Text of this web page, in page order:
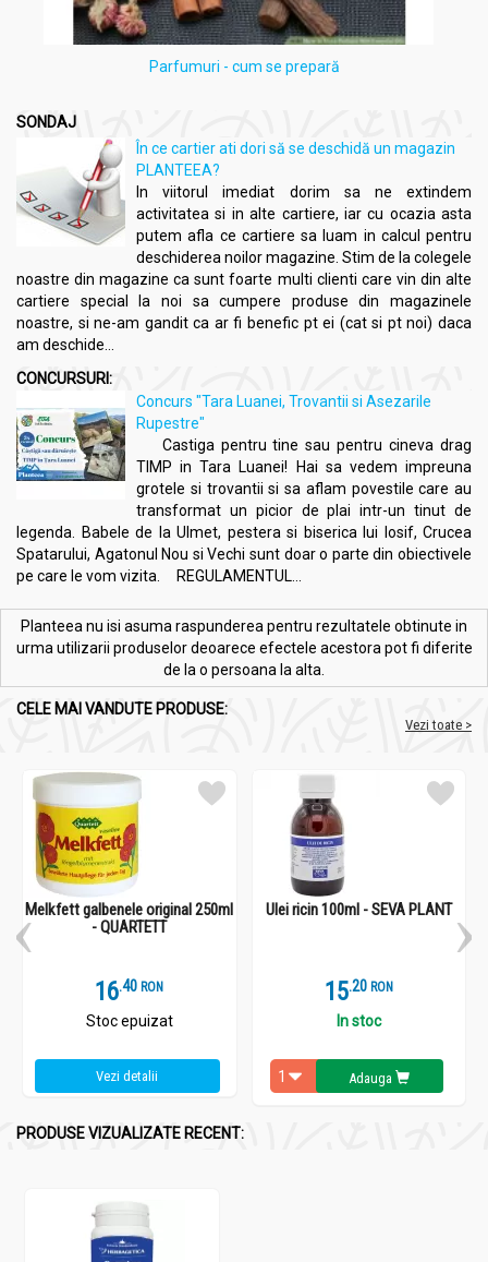
Parfumuri - cum se prepară
SONDAJ
În ce cartier ati dori să se deschidă un magazin
PLANTEEA?
In viitorul imediat dorim sa ne extindem
activitatea si in alte cartiere, iar cu ocazia asta
putem afla ce cartiere sa luam in calcul pentru
deschiderea noilor magazine. Stim de la colegele
noastre din magazine ca sunt foarte multi clienti care vin din alte
cartiere special la noi sa cumpere produse din magazinele
noastre, si ne-am gandit ca ar fi benefic pt ei (cat si pt noi) daca
am deschide...
CONCURSURI:
Concurs "Tara Luanei, Trovantii si Asezarile
Rupestre"
Castiga pentru tine sau pentru cineva drag
TIMP in Tara Luanei! Hai sa vedem impreuna
grotele si trovantii si sa aflam povestile care au
transformat un picior de plai intr-un tinut de
legenda. Babele de la Ulmet, pestera si biserica lui Iosif, Crucea
Spatarului, Agatonul Nou si Vechi sunt doar o parte din obiectivele
pe care le vom vizita. REGULAMENTUL...
Planteea nu isi asuma raspunderea pentru rezultatele obtinute in
urma utilizarii produselor deoarece efectele acestora pot fi diferite
de la o persoana la alta.
CELE MAI VANDUTE PRODUSE:
Vezi toate >
Melkfett galbenele original 250ml
- QUARTETT
16.4 RON
Stoc epuizat
Vezi detalii
Ulei ricin 100ml - SEVA PLANT
15.2 RON
In stoc
Adauga
PRODUSE VIZUALIZATE RECENT: